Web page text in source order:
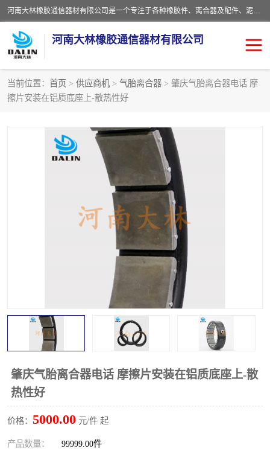
河南大林橡胶通信器材有限公司是一个专注于各种橡胶件、离合器及配件、泥浆泵及配件等产品设计制造和加工的企业。产品应用于矿山、冶金、石油、钢铁、化工、水泥、船舶、造纸、通用机械等各种大功率机械传动或制动装置。
河南大林橡胶通信器材有限公司
当前位置： 首页 > 供应商机 > 气胎离合器 > 肇庆气胎离合器电话 摩
擦片安装在铝质底座上-散热性好
肇庆气胎离合器电话 摩擦片安装在铝质底座上-散
热性好
价格： 5000.00 元/件 起
产品数量： 99999.00件
推盘离合器
VC离合器 矿山离合器
PO隔膜离合器 气胎离合器
气动元件
DY隔膜式离合器 CB离合器
实芯轮胎
联轴器
液力端配件